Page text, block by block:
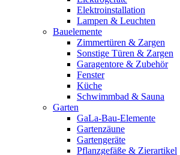
Elektroinstallation
Lampen & Leuchten
Bauelemente
Zimmertüren & Zargen
Sonstige Türen & Zargen
Garagentore & Zubehör
Fenster
Küche
Schwimmbad & Sauna
Garten
GaLa-Bau-Elemente
Gartenzäune
Gartengeräte
Pflanzgefäße & Zierartikel